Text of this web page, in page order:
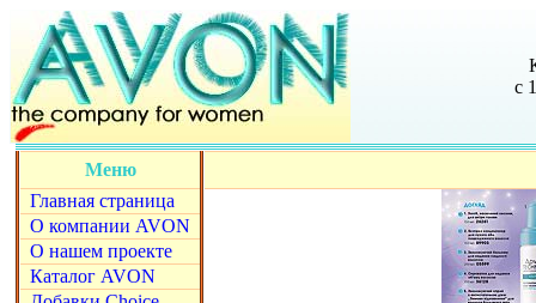
с
Меню
Главная страница
О компании AVON
О нашем проекте
Каталог AVON